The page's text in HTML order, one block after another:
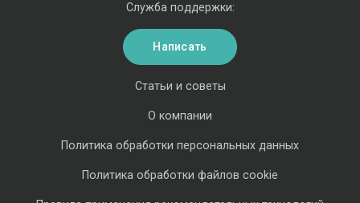
Статьи и советы
О компании
Политика обработки персональных данных
Политика обработки файлов cookie
Служба поддержки:
Написать